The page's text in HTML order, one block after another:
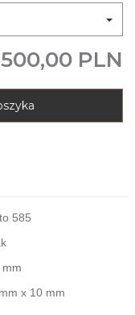
500,00 PLN
585
mm
x 10 mm